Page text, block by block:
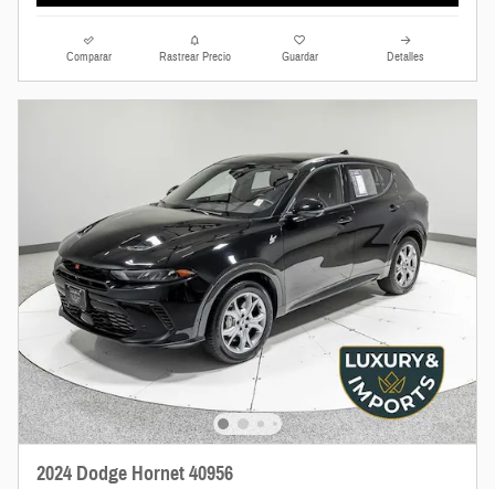
Comparar Rastrear Precio Guardar Detalles
2024 Dodge Hornet 40956